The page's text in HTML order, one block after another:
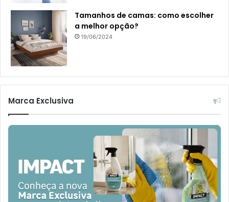
Tamanhos de camas: como escolher
a melhor opção?
19/06/2024
Marca Exclusiva